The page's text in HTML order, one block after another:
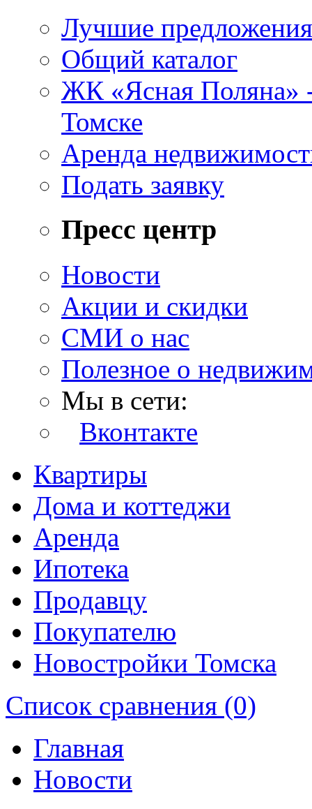
Лучшие предложения
Общий каталог
ЖК «Ясная Поляна»
Томске
Аренда
Подать заявку
Пресс центр
Новости
Акции и скидки
СМИ о нас
Полезное о
Мы в сети:
Вконтакте
Квартиры
Дома и коттеджи
Аренда
Ипотека
Продавцу
Покупателю
Новостройки Томска
Список сравнения (0)
Главная
Новости